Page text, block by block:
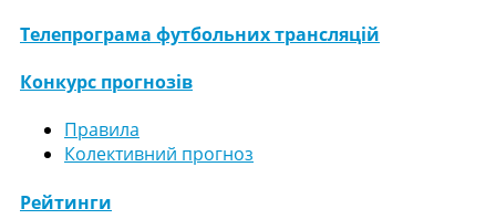
Телепрограма футбольних трансляцій
Конкурс прогнозів
Правила
Колективний прогноз
Рейтинги